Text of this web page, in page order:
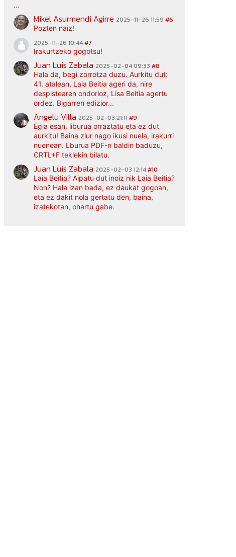
...
Mikel Asurmendi Agirre 2025-11-26 11:59 #6
Pozten naiz!
2025-11-26 10:44#7
Irakurtzeko gogotsu!
Juan Luis Zabala 2025-02-04 09:33 #8
Hala da, begi zorrotza duzu. Aurkitu dut:
41. atalean, Laia Beitia ageri da, nire
despistearen ondorioz, Lisa Beitia agertu
ordez. Bigarren edizior...
Angelu Villa 2025-02-03 21:11 #9
Egia esan, liburua orraztatu eta ez dut
aurkitu! Baina ziur nago ikusi nuela, irakurri
nuenean. Lburua PDF-n baldin baduzu,
CRTL+F teklekin bilatu.
Juan Luis Zabala 2025-02-03 12:14#10
Laia Beitia? Aipatu dut inoiz nik Laia Beitia?
Non? Hala izan bada, ez daukat gogoan,
eta ez dakit nola gertatu den, baina,
izatekotan, ohartu gabe.